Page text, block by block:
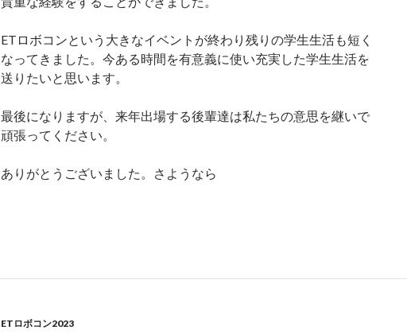
ETロボコンという大きなイベントが終わり残りの学生生活も短く
なってきました。今ある時間を有意義に使い充実した学生生活を
送りたいと思います。
最後になりますが、来年出場する後輩達は私たちの意思を継いで
頑張ってください。
ありがとうございました。さようなら
ETロボコン2023